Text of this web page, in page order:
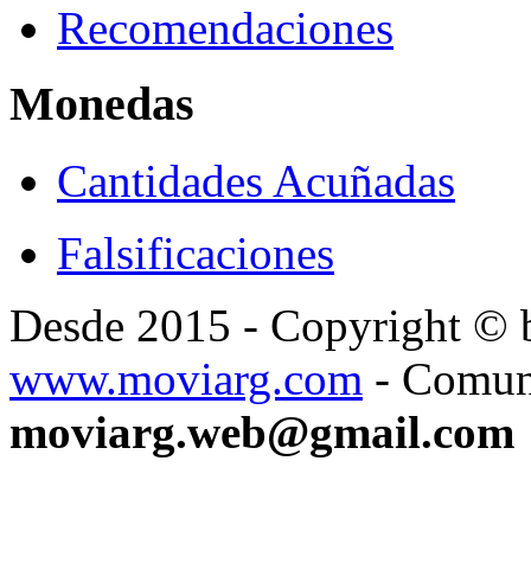
Recomendaciones
Monedas
Cantidades Acuñadas
Falsificaciones
Desde 2015 - Copyright ©
www.moviarg.com -
moviarg.web@gmail.com